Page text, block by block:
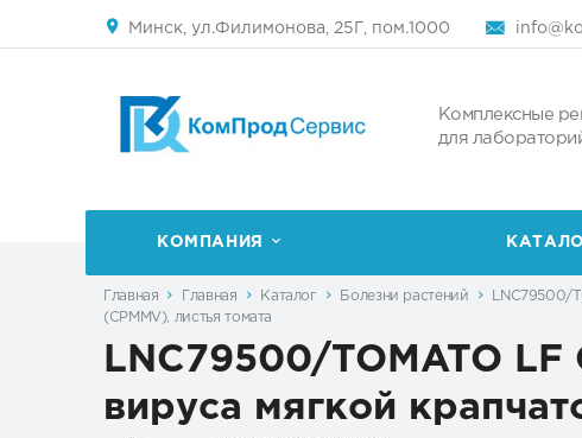
Минск, ул.Филимонова, 25Г, пом.1000
Комплексные
для
КОМПАНИЯ
Главная Главная Каталог Болезни растений
LNC79500/
(CPMMV), листья томата
LNC79500/TOMATO
вируса мягкой